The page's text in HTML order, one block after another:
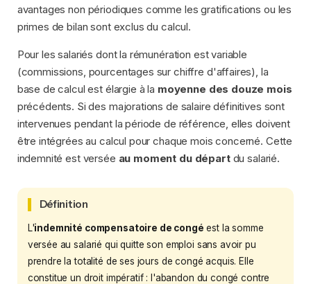
avantages non périodiques comme les gratifications ou les
primes de bilan sont exclus du calcul.
Pour les salariés dont la rémunération est variable
(commissions, pourcentages sur chiffre d'affaires), la
base de calcul est élargie à la moyenne des douze mois
précédents. Si des majorations de salaire définitives sont
intervenues pendant la période de référence, elles doivent
être intégrées au calcul pour chaque mois concerné. Cette
indemnité est versée au moment du départdu salarié.
Définition
L'indemnité compensatoire de congé est la somme
versée au salarié qui quitte son emploi sans avoir pu
prendre la totalité de ses jours de congé acquis. Elle
constitue un droit impératif : l'abandon du congé contre